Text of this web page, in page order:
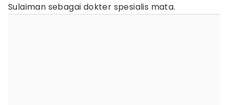
Sulaiman sebagai dokter spesialis mata.